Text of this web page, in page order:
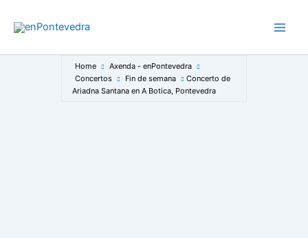
Home
Axenda - enPontevedra
Concertos
Fin de semana
Concerto de
Ariadna Santana en A Botica, Pontevedra